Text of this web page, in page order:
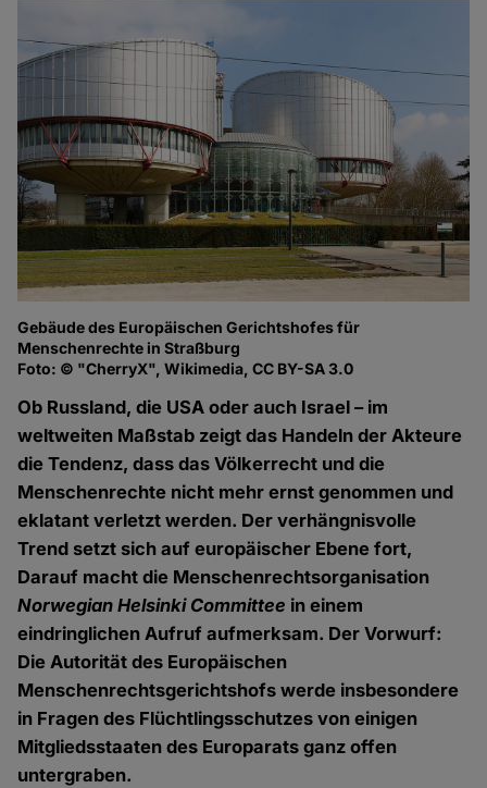
Gebäude des Europäischen Gerichtshofes für
Menschenrechte in Straßburg
Foto: © "CherryX", Wikimedia, CC BY-SA 3.0
Ob Russland, die USA oder auch Israel – im
weltweiten Maßstab zeigt das Handeln der Akteure
die Tendenz, dass das Völkerrecht und die
Menschenrechte nicht mehr ernst genommen und
eklatant verletzt werden. Der verhängnisvolle
Trend setzt sich auf europäischer Ebene fort,
Darauf macht die Menschenrechtsorganisation
Norwegian Helsinki Committee in einem
eindringlichen Aufruf aufmerksam. Der Vorwurf:
Die Autorität des Europäischen
Menschenrechtsgerichtshofs werde insbesondere
in Fragen des Flüchtlingsschutzes von einigen
Mitgliedsstaaten des Europarats ganz offen
untergraben.